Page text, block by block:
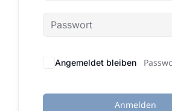
Angemeldet bleiben
Anmelden